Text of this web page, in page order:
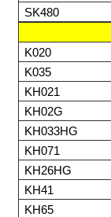
SK480
K020
K035
KH021
KH02G
KH033HG
KH071
KH26HG
KH41
KH65